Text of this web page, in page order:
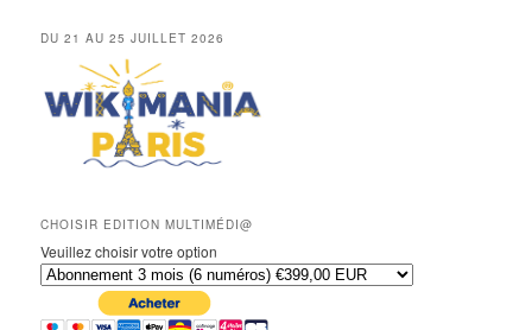
DU 21 AU 25 JUILLET 2026
CHOISIR EDITION MULTIMÉDI@
Veuillez choisir votre option